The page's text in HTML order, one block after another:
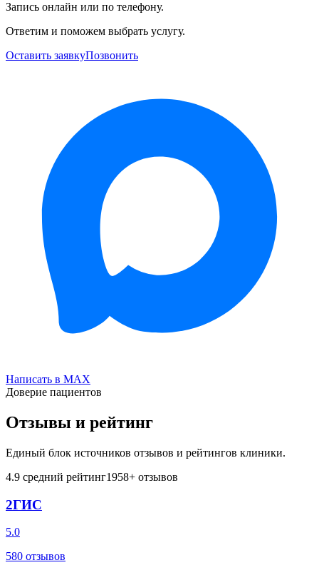
Запись онлайн или по телефону.
Ответим и поможем выбрать услугу.
Оставить заявкуПозвонить
Написать в MAX
Доверие пациентов
Отзывы и рейтинг
Единый блок источников отзывов и рейтингов клиники.
4.9 средний рейтинг1958+ отзывов
2ГИС
5.0
580 отзывов